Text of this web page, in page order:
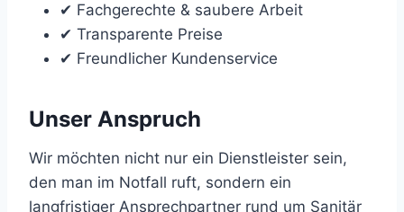
✔ Fachgerechte & saubere Arbeit
✔ Transparente Preise
✔ Freundlicher Kundenservice
Unser Anspruch
Wir möchten nicht nur ein Dienstleister sein,
den man im Notfall ruft, sondern ein
langfristiger Ansprechpartner rund um Sanitär